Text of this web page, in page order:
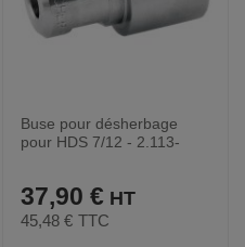
Buse pour désherbage
pour HDS 7/12 - 2.113-
37,90 €
45,48 € TTC